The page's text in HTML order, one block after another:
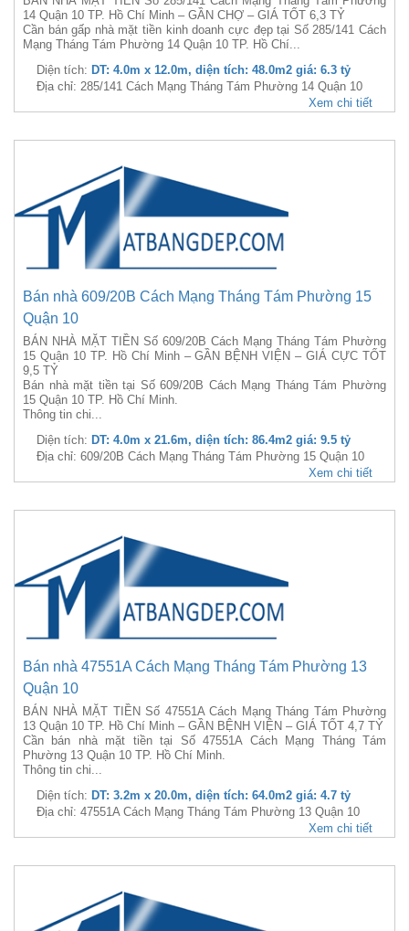
14 Quận 10 TP. Hồ Chí Minh – GẦN CHỢ – GIÁ TỐT 6,3 TỶ
Cần bán gấp nhà mặt tiền kinh doanh cực đẹp tại Số 285/141 Cách
Mạng Tháng Tám Phường 14 Quận 10 TP. Hồ Chí...
Diện tích: DT: 4.0m x 12.0m, diện tích: 48.0m2 giá: 6.3 tỷ
Địa chỉ: 285/141 Cách Mạng Tháng Tám Phường 14 Quận 10
Xem chi tiết
Bán nhà 609/20B Cách Mạng Tháng Tám Phường 15
Quận 10
BÁN NHÀ MẶT TIỀN Số 609/20B Cách Mạng Tháng Tám Phường
15 Quận 10 TP. Hồ Chí Minh – GẦN BỆNH VIỆN – GIÁ CỰC TỐT
9,5 TỶ
Bán nhà mặt tiền tại Số 609/20B Cách Mạng Tháng Tám Phường
15 Quận 10 TP. Hồ Chí Minh.
Thông tin chi...
Diện tích: DT: 4.0m x 21.6m, diện tích: 86.4m2 giá: 9.5 tỷ
Địa chỉ: 609/20B Cách Mạng Tháng Tám Phường 15 Quận 10
Xem chi tiết
Bán nhà 47551A Cách Mạng Tháng Tám Phường 13
Quận 10
BÁN NHÀ MẶT TIỀN Số 47551A Cách Mạng Tháng Tám Phường
13 Quận 10 TP. Hồ Chí Minh – GẦN BỆNH VIỆN – GIÁ TỐT 4,7 TỶ
Cần bán nhà mặt tiền tại Số 47551A Cách Mạng Tháng Tám
Phường 13 Quận 10 TP. Hồ Chí Minh.
Thông tin chi...
Diện tích: DT: 3.2m x 20.0m, diện tích: 64.0m2 giá: 4.7 tỷ
Địa chỉ: 47551A Cách Mạng Tháng Tám Phường 13 Quận 10
Xem chi tiết